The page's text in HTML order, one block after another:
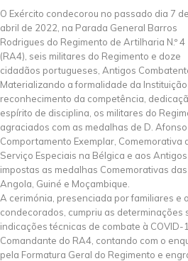
O Exército condecorou no passado dia 7 de
abril de 2022, na Parada General Barros
Rodrigues do Regimento de Artilharia N.º 4
(RA4), seis militares do Regimento e doze
cidadãos portugueses, Antigos
Materializando a formalidade da
reconhecimento da competência,
espírito de disciplina, os militares do
agraciados com as medalhas de D.
Comportamento Exemplar, Comemorativa
Serviço Especiais na Bélgica e aos
impostas as medalhas Comemorativas
Angola, Guiné e Moçambique.
A cerimónia, presenciada por familiares e
condecorados, cumpriu as determinações
indicações técnicas de combate à COVID-
Comandante do RA4, contando com o
pela Formatura Geral do Regimento e